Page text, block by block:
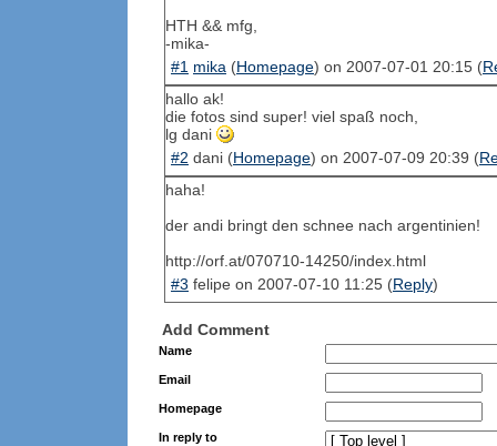
HTH && mfg,
-mika-
#1 mika (Homepage) on 2007-07-01 20:15 (
hallo ak!
die fotos sind super! viel spaß noch,
lg dani
#2 dani (Homepage) on 2007-07-09 20:39 (
haha!
der andi bringt den schnee nach argentinien!
http://orf.at/070710-14250/index.html
#3 felipe on 2007-07-10 11:25 (Reply)
Add Comment
Name
Email
Homepage
In reply to